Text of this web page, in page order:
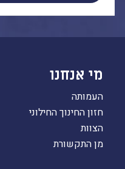
מי אנחנו
העמותה
חזון החינוך החילוני
הצוות
מן התקשורת